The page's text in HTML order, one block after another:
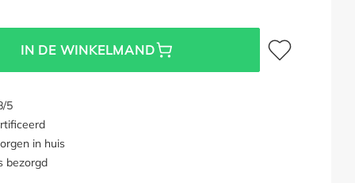
IN DE WINKELMAND
Toevoegen aan
5
in huis
bezorgd